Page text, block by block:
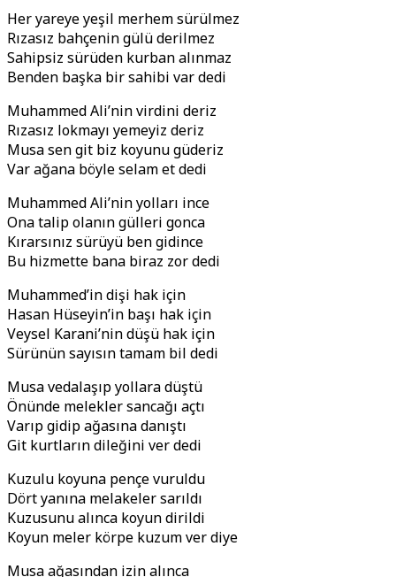
Her yareye yeşil merhem sürülmez
Rızasız bahçenin gülü derilmez
Sahipsiz sürüden kurban alınmaz
Benden başka bir sahibi var dedi
Muhammed Ali’nin virdini deriz
Rızasız lokmayı yemeyiz deriz
Musa sen git biz koyunu güderiz
Var ağana böyle selam et dedi
Muhammed Ali’nin yolları ince
Ona talip olanın gülleri gonca
Kırarsınız sürüyü ben gidince
Bu hizmette bana biraz zor dedi
Muhammed’in dişi hak için
Hasan Hüseyin’in başı hak için
Veysel Karani’nin düşü hak için
Sürünün sayısın tamam bil dedi
Musa vedalaşıp yollara düştü
Önünde melekler sancağı açtı
Varıp gidip ağasına danıştı
Git kurtların dileğini ver dedi
Kuzulu koyuna pençe vuruldu
Dört yanına melakeler sarıldı
Kuzusunu alınca koyun dirildi
Koyun meler körpe kuzum ver diye
Musa ağasından izin alınca